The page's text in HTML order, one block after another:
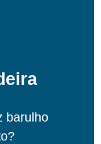
barulho